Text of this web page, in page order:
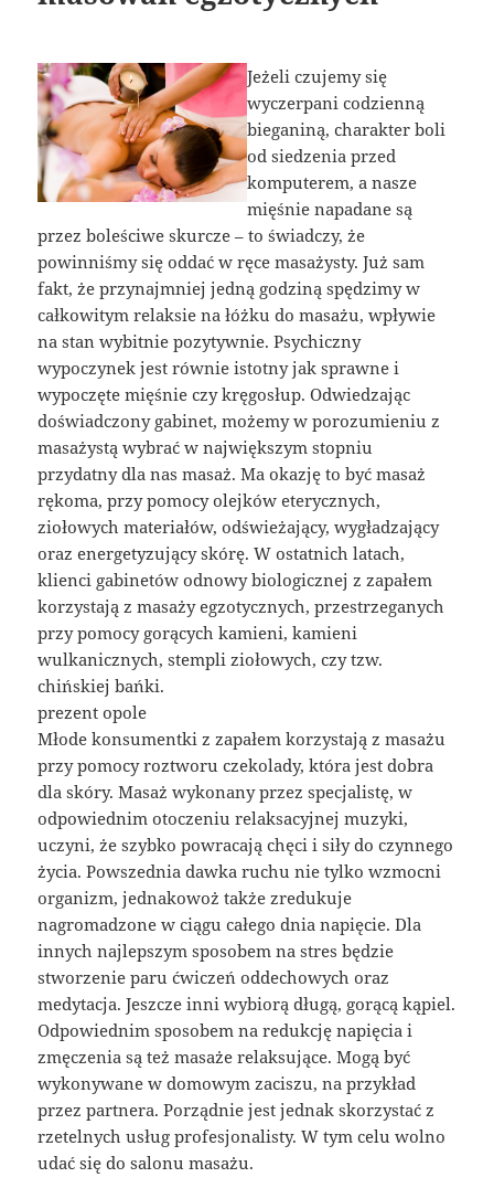
Jeżeli czujemy się
wyczerpani codzienną
bieganiną, charakter boli
od siedzenia przed
komputerem, a nasze
mięśnie napadane są
przez boleściwe skurcze – to świadczy, że
powinniśmy się oddać w ręce masażysty. Już sam
fakt, że przynajmniej jedną godziną spędzimy w
całkowitym relaksie na łóżku do masażu, wpływie
na stan wybitnie pozytywnie. Psychiczny
wypoczynek jest równie istotny jak sprawne i
wypoczęte mięśnie czy kręgosłup. Odwiedzając
doświadczony gabinet, możemy w porozumieniu z
masażystą wybrać w największym stopniu
przydatny dla nas masaż. Ma okazję to być masaż
rękoma, przy pomocy olejków eterycznych,
ziołowych materiałów, odświeżający, wygładzający
oraz energetyzujący skórę. W ostatnich latach,
klienci gabinetów odnowy biologicznej z zapałem
korzystają z masaży egzotycznych, przestrzeganych
przy pomocy gorących kamieni, kamieni
wulkanicznych, stempli ziołowych, czy tzw.
chińskiej bańki.
prezent opole
Młode konsumentki z zapałem korzystają z masażu
przy pomocy roztworu czekolady, która jest dobra
dla skóry. Masaż wykonany przez specjalistę, w
odpowiednim otoczeniu relaksacyjnej muzyki,
uczyni, że szybko powracają chęci i siły do czynnego
życia. Powszednia dawka ruchu nie tylko wzmocni
organizm, jednakowoż także zredukuje
nagromadzone w ciągu całego dnia napięcie. Dla
innych najlepszym sposobem na stres będzie
stworzenie paru ćwiczeń oddechowych oraz
medytacja. Jeszcze inni wybiorą długą, gorącą kąpiel.
Odpowiednim sposobem na redukcję napięcia i
zmęczenia są też masaże relaksujące. Mogą być
wykonywane w domowym zaciszu, na przykład
przez partnera. Porządnie jest jednak skorzystać z
rzetelnych usług profesjonalisty. W tym celu wolno
udać się do salonu masażu.